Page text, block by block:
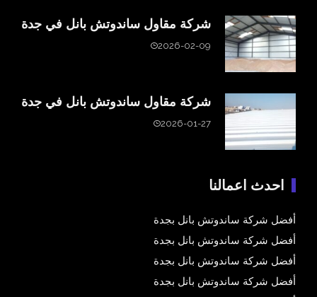
شركة مقاول ساندوتش بانل في جدة
2026-02-09
شركة مقاول ساندوتش بانل في جدة
2026-01-27
احدث اعمالنا
أفضل شركة ساندوتش بانل بجدة
أفضل شركة ساندوتش بانل بجدة
أفضل شركة ساندوتش بانل بجدة
أفضل شركة ساندوتش بانل بجدة